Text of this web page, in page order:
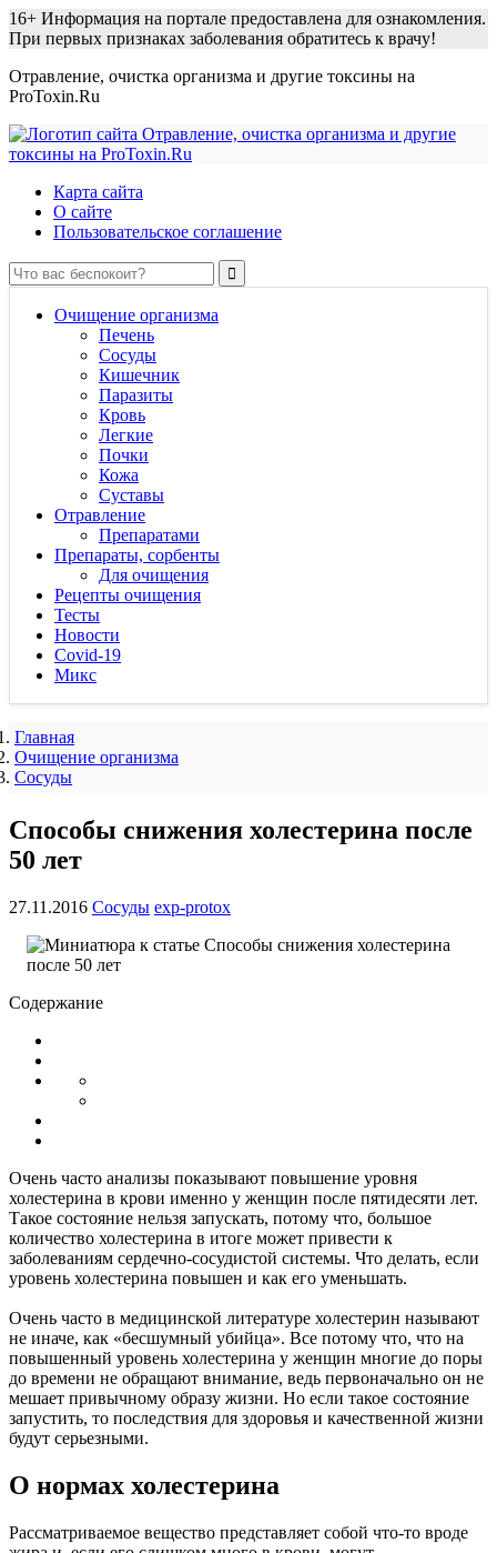
16+ Информация на портале предоставлена для ознакомления.
При первых признаках заболевания обратитесь к врачу!
Отравление, очистка организма и другие токсины на
ProToxin.Ru
Карта сайта
О сайте
Пользовательское соглашение
Очищение организма
Печень
Сосуды
Кишечник
Паразиты
Кровь
Легкие
Почки
Кожа
Суставы
Отравление
Препаратами
Препараты, сорбенты
Для очищения
Рецепты очищения
Тесты
Новости
Covid-19
Микс
Главная
Очищение организма
Сосуды
Способы снижения холестерина после
50 лет
27.11.2016 Сосуды exp-protox
Содержание
Очень часто анализы показывают повышение уровня
холестерина в крови именно у женщин после пятидесяти лет.
Такое состояние нельзя запускать, потому что, большое
количество холестерина в итоге может привести к
заболеваниям сердечно-сосудистой системы. Что делать, если
уровень холестерина повышен и как его уменьшать.
Очень часто в медицинской литературе холестерин называют
не иначе, как «бесшумный убийца». Все потому что, что на
повышенный уровень холестерина у женщин многие до поры
до времени не обращают внимание, ведь первоначально он не
мешает привычному образу жизни. Но если такое состояние
запустить, то последствия для здоровья и качественной жизни
будут серьезными.
О нормах холестерина
Рассматриваемое вещество представляет собой что-то вроде